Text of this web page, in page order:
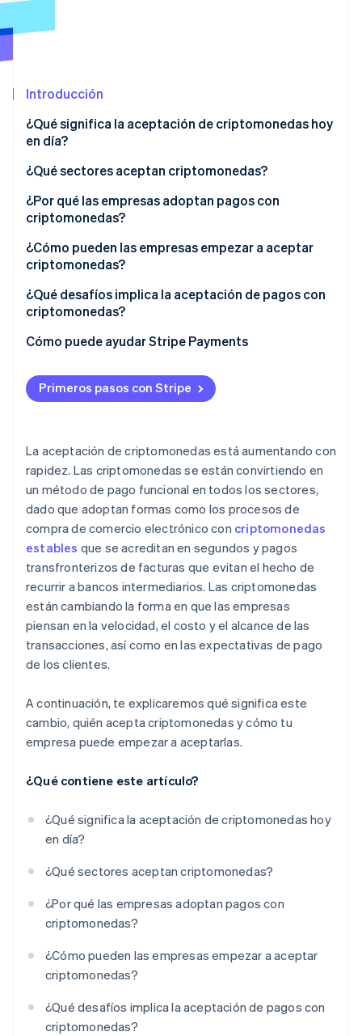
Descubre cómo Stripe construye la infraestructura
Introducción
¿Qué significa la aceptación de criptomonedas hoy
en día?
¿Qué sectores aceptan criptomonedas?
¿Por qué las empresas adoptan pagos con
criptomonedas?
¿Cómo pueden las empresas empezar a aceptar
criptomonedas?
Mide la demanda y la adaptación al cliente
Decide qué criptomonedas aceptar
Elige tu modelo de aceptación
Intégrate en los canales de venta
Aborda la seguridad y el cumplimiento de la
normativa
Comunica y promueve
¿Qué desafíos implica la aceptación de pagos con
criptomonedas?
Cómo puede ayudar Stripe Payments
Primeros pasos con Stripe
La aceptación de criptomonedas está aumentando con
rapidez. Las criptomonedas se están convirtiendo en
un método de pago funcional en todos los sectores,
dado que adoptan formas como los procesos de
compra de comercio electrónico con criptomonedas
estables que se acreditan en segundos y pagos
transfronterizos de facturas que evitan el hecho de
recurrir a bancos intermediarios. Las criptomonedas
están cambiando la forma en que las empresas
piensan en la velocidad, el costo y el alcance de las
transacciones, así como en las expectativas de pago
de los clientes.
A continuación, te explicaremos qué significa este
cambio, quién acepta criptomonedas y cómo tu
empresa puede empezar a aceptarlas.
¿Qué contiene este artículo?
¿Qué significa la aceptación de criptomonedas hoy
en día?
¿Qué sectores aceptan criptomonedas?
¿Por qué las empresas adoptan pagos con
criptomonedas?
¿Cómo pueden las empresas empezar a aceptar
criptomonedas?
¿Qué desafíos implica la aceptación de pagos con
criptomonedas?